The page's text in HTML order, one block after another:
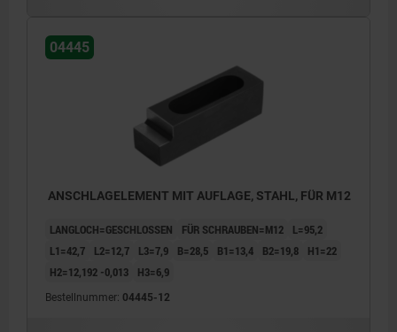
04445
ANSCHLAGELEMENT MIT AUFLAGE, STAHL, FÜR M12
LANGLOCH=GESCHLOSSEN FÜR SCHRAUBEN=M12
L=95,2
L1=42,7
L2=12,7 L3=7,9 B=28,5 B1=13,4 B2=19,8
H1=22
H2=12,192 -0,013
H3=6,9
Bestellnummer: 04445-12